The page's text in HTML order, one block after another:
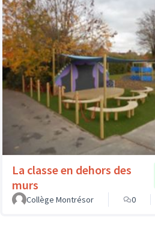
La classe en dehors des
murs
Collège Montrésor
0